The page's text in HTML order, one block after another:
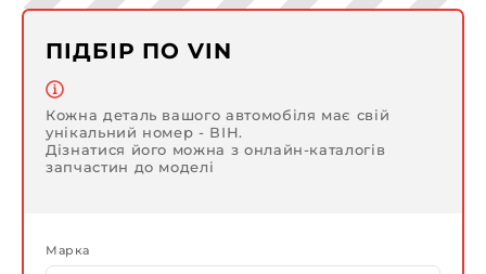
ПІДБІР ПО VIN
Кожна деталь вашого автомобіля має свій
унікальний номер - ВІН.
Дізнатися його можна з онлайн-каталогів
запчастин до моделі
Марка